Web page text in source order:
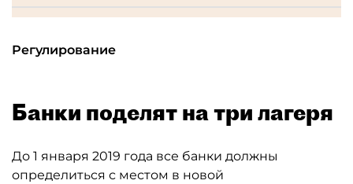
Регулирование
Банки поделят на три лагеря
До 1 января 2019 года все банки должны
определиться с местом в новой